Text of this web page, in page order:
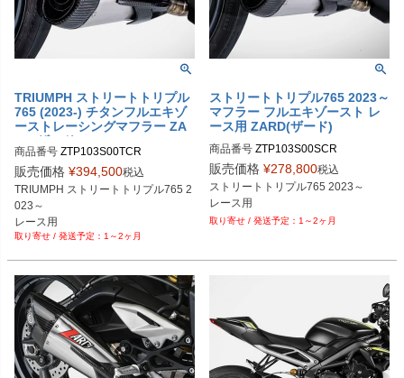
TRIUMPH ストリートトリプル
765 (2023-) チタンフルエキゾ
ーストレーシングマフラー ZA
RD(ザード)
商品番号 ZTP103S00TCR
販売価格 ¥394,500税込
TRIUMPH ストリートトリプル765 2
023～
レース用
1～2ヶ月
ストリートトリプル765 2023～
マフラー フルエキゾースト レ
ース用 ZARD(ザード)
商品番号 ZTP103S00SCR
ステンレス：ZTP103S00SCR
ステンレスブラック：ZTP103S00S
CR-B
販売価格 ¥278,800税込
ストリートトリプル765 2023～
レース用
1～2ヶ月